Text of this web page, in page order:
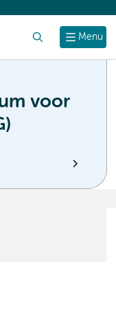
Menu
voor